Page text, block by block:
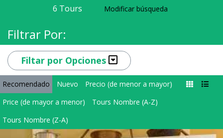
6 Tours Modificar búsqueda
Filtrar Por:
Filtar por Opciones
Recomendado Nuevo
Precio (de menor a mayor)
Price (de mayor a menor)
Tours Nombre (A-Z)
Tours Nombre (Z-A)